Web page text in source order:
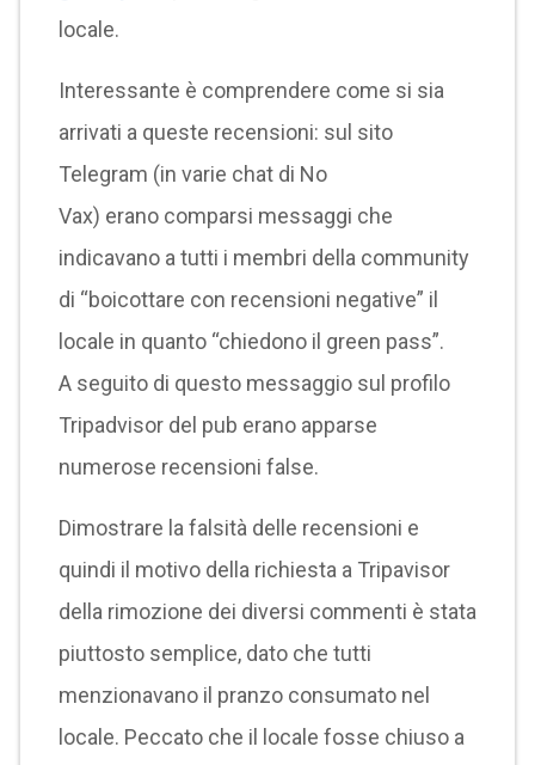
locale.
Interessante è comprendere come si sia
arrivati a queste recensioni: sul sito
Telegram (in varie chat di No
Vax) erano comparsi messaggi che
indicavano a tutti i membri della community
di “boicottare con recensioni negative” il
locale in quanto “chiedono il green pass”.
A seguito di questo messaggio sul profilo
Tripadvisor del pub erano apparse
numerose recensioni false.
Dimostrare la falsità delle recensioni e
quindi il motivo della richiesta a Tripavisor
della rimozione dei diversi commenti è stata
piuttosto semplice, dato che tutti
menzionavano il pranzo consumato nel
locale. Peccato che il locale fosse chiuso a